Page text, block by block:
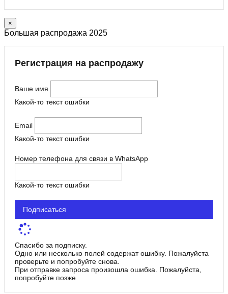
×
Большая распродажа 2025
Регистрация на распродажу
Ваше имя
Какой-то текст ошибки
Email
Какой-то текст ошибки
Номер телефона для связи в WhatsApp
Какой-то текст ошибки
Подписаться
Спасибо за подписку.
Одно или несколько полей содержат ошибку. Пожалуйста
проверьте и попробуйте снова.
При отправке запроса произошла ошибка. Пожалуйста,
попробуйте позже.